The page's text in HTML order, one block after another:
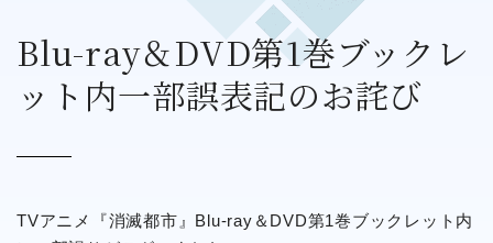
STAFF&CAST
CHARACTERS
ONAIR
Blu-ray＆DVD第1巻ブックレ
ット内一部誤表記のお詫び
TVアニメ『消滅都市』Blu-ray＆DVD第1巻ブックレット内